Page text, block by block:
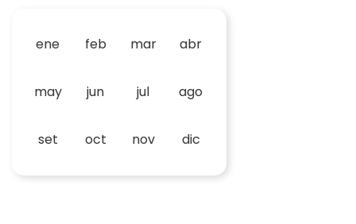
ene feb mar abr
may jun jul ago
set oct nov dic